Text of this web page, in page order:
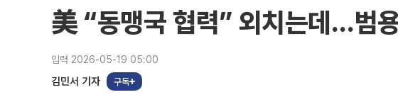
美 “동맹국 협력” 외치는데…범
입력 2026-05-19 05:00
김민서 기자 구독